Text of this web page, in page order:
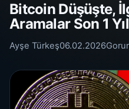
Bitcoin Düşüşte,
Aramalar Son 1
Ayşe Türkeş06.02.2026